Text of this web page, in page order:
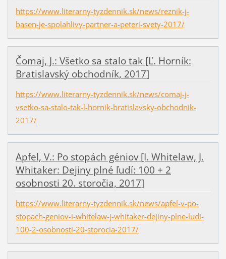
https://www.literarny-tyzdennik.sk/news/reznik-j-
basen-je-spolahlivy-partner-a-peteri-svety-2017/
Čomaj, J.: Všetko sa stalo tak [Ľ. Horník:
Bratislavský obchodník, 2017]
https://www.literarny-tyzdennik.sk/news/comaj-j-
vsetko-sa-stalo-tak-l-hornik-bratislavsky-obchodnik-
2017/
Apfel, V.: Po stopách géniov [I. Whitelaw, J.
Whitaker: Dejiny plné ľudí: 100 + 2
osobnosti 20. storočia, 2017]
https://www.literarny-tyzdennik.sk/news/apfel-v-po-
stopach-geniov-i-whitelaw-j-whitaker-dejiny-plne-ludi-
100-2-osobnosti-20-storocia-2017/